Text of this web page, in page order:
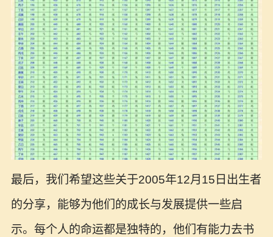
最后，我们希望这些关于2005年12月15日出生者
的分享，能够为他们的成长与发展提供一些启
示。每个人的命运都是独特的，他们有能力去书